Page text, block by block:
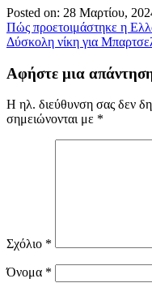
Posted on: 28 Μαρτίου,
Πλοήγηση
άρθρων
Πώς προετοιμάστηκε η
Δύσκολη νίκη για
Αφήστε μια
Η ηλ. διεύθυνση σας δεν
σημειώνονται με *
Σχόλιο *
Όνομα *